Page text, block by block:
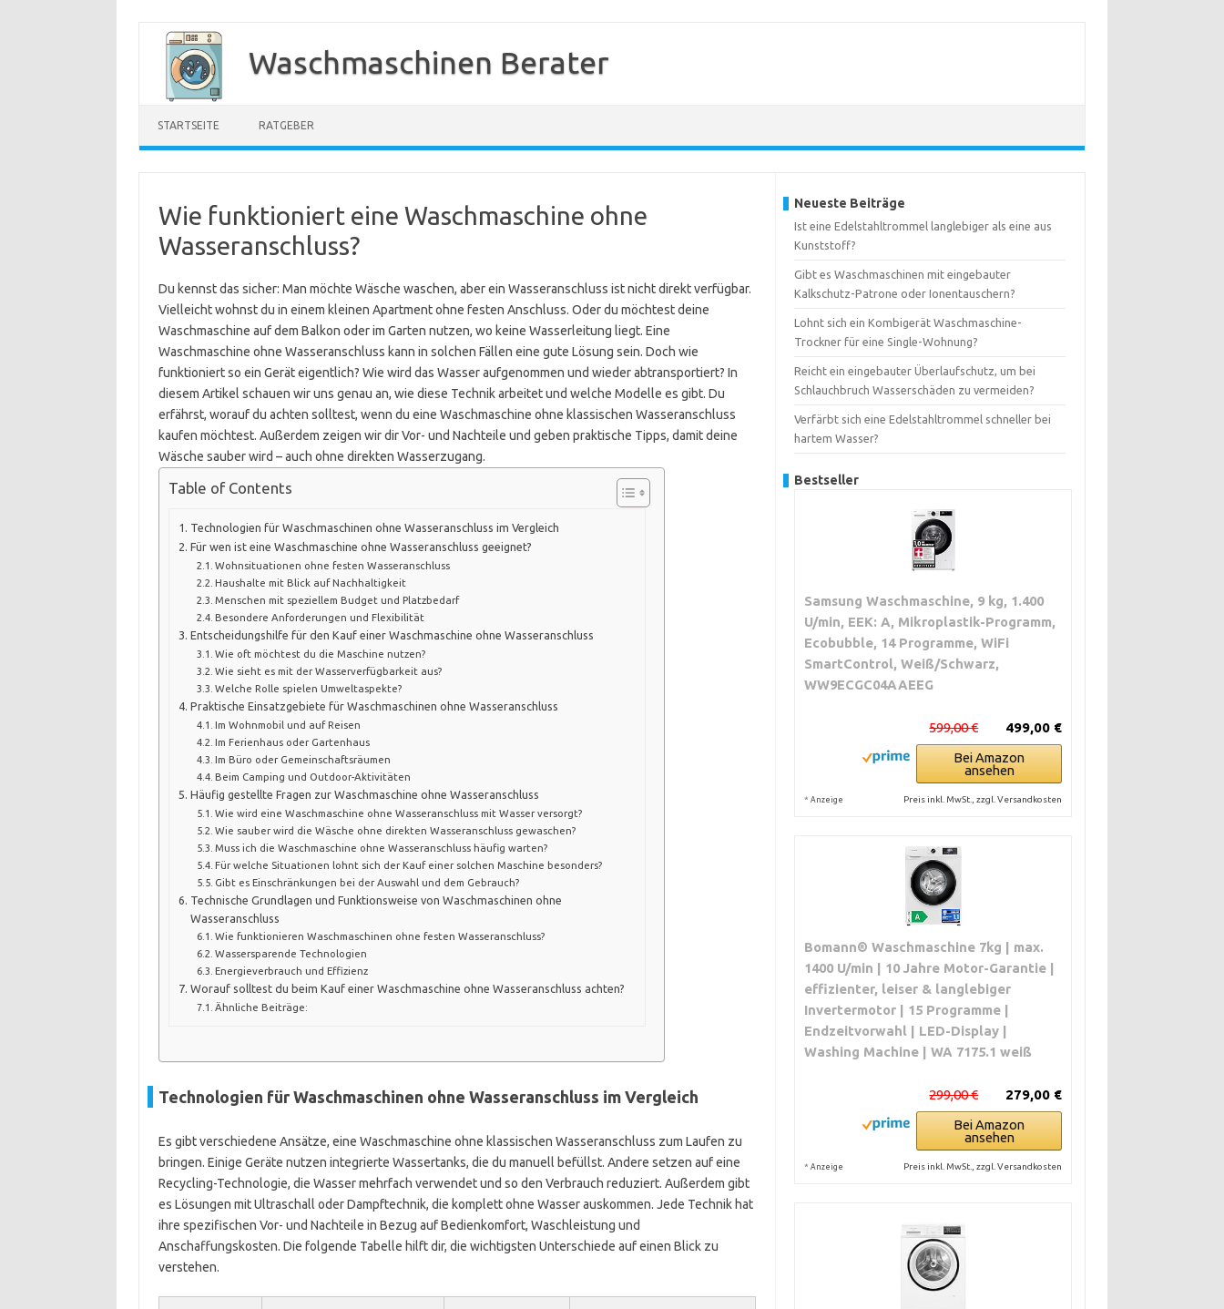
Inhalt
springen
Waschmaschinen Berater
STARTSEITE RATGEBER
Wie funktioniert eine Waschmaschine ohne
Wasseranschluss?
Du kennst das sicher: Man möchte Wäsche waschen, aber ein Wasseranschluss ist nicht direkt verfügbar.
Vielleicht wohnst du in einem kleinen Apartment ohne festen Anschluss. Oder du möchtest deine
Waschmaschine auf dem Balkon oder im Garten nutzen, wo keine Wasserleitung liegt. Eine
Waschmaschine ohne Wasseranschluss kann in solchen Fällen eine gute Lösung sein. Doch wie
funktioniert so ein Gerät eigentlich? Wie wird das Wasser aufgenommen und wieder abtransportiert? In
diesem Artikel schauen wir uns genau an, wie diese Technik arbeitet und welche Modelle es gibt. Du
erfährst, worauf du achten solltest, wenn du eine Waschmaschine ohne klassischen Wasseranschluss
kaufen möchtest. Außerdem zeigen wir dir Vor- und Nachteile und geben praktische Tipps, damit deine
Wäsche sauber wird – auch ohne direkten Wasserzugang.
Table of Contents
Technologien für Waschmaschinen ohne Wasseranschluss im Vergleich
Für wen ist eine Waschmaschine ohne Wasseranschluss geeignet?
Wohnsituationen ohne festen Wasseranschluss
Haushalte mit Blick auf Nachhaltigkeit
Menschen mit speziellem Budget und Platzbedarf
Besondere Anforderungen und Flexibilität
Entscheidungshilfe für den Kauf einer Waschmaschine ohne Wasseranschluss
Wie oft möchtest du die Maschine nutzen?
Wie sieht es mit der Wasserverfügbarkeit aus?
Welche Rolle spielen Umweltaspekte?
Praktische Einsatzgebiete für Waschmaschinen ohne Wasseranschluss
Im Wohnmobil und auf Reisen
Im Ferienhaus oder Gartenhaus
Im Büro oder Gemeinschaftsräumen
Beim Camping und Outdoor-Aktivitäten
Häufig gestellte Fragen zur Waschmaschine ohne Wasseranschluss
Wie wird eine Waschmaschine ohne Wasseranschluss mit Wasser versorgt?
Wie sauber wird die Wäsche ohne direkten Wasseranschluss gewaschen?
Muss ich die Waschmaschine ohne Wasseranschluss häufig warten?
Für welche Situationen lohnt sich der Kauf einer solchen Maschine besonders?
Gibt es Einschränkungen bei der Auswahl und dem Gebrauch?
Technische Grundlagen und Funktionsweise von Waschmaschinen ohne
Wasseranschluss
Wie funktionieren Waschmaschinen ohne festen Wasseranschluss?
Wassersparende Technologien
Energieverbrauch und Effizienz
Worauf solltest du beim Kauf einer Waschmaschine ohne Wasseranschluss achten?
Ähnliche Beiträge:
Technologien für Waschmaschinen ohne Wasseranschluss im Vergleich
Es gibt verschiedene Ansätze, eine Waschmaschine ohne klassischen Wasseranschluss zum Laufen zu
bringen. Einige Geräte nutzen integrierte Wassertanks, die du manuell befüllst. Andere setzen auf eine
Recycling-Technologie, die Wasser mehrfach verwendet und so den Verbrauch reduziert. Außerdem gibt
es Lösungen mit Ultraschall oder Dampftechnik, die komplett ohne Wasser auskommen. Jede Technik hat
ihre spezifischen Vor- und Nachteile in Bezug auf Bedienkomfort, Waschleistung und
Anschaffungskosten. Die folgende Tabelle hilft dir, die wichtigsten Unterschiede auf einen Blick zu
verstehen.
Neueste Beiträge
Ist eine Edelstahltrommel langlebiger als eine aus
Kunststoff?
Gibt es Waschmaschinen mit eingebauter
Kalkschutz-Patrone oder Ionentauschern?
Lohnt sich ein Kombigerät Waschmaschine-
Trockner für eine Single-Wohnung?
Reicht ein eingebauter Überlaufschutz, um bei
Schlauchbruch Wasserschäden zu vermeiden?
Verfärbt sich eine Edelstahltrommel schneller bei
hartem Wasser?
Bestseller
Samsung Waschmaschine, 9 kg, 1.400
U/min, EEK: A, Mikroplastik-Programm,
Ecobubble, 14 Programme, WiFi
SmartControl, Weiß/Schwarz,
WW9ECGC04AAEEG
499,00 €
599,00 €
Bei Amazon
ansehen
* Anzeige Preis inkl. MwSt., zzgl. Versandkosten
Bomann® Waschmaschine 7kg | max.
1400 U/min | 10 Jahre Motor-Garantie |
effizienter, leiser & langlebiger
Invertermotor | 15 Programme |
Endzeitvorwahl | LED-Display |
Washing Machine | WA 7175.1 weiß
279,00 €
299,00 €
Bei Amazon
ansehen
* Anzeige Preis inkl. MwSt., zzgl. Versandkosten